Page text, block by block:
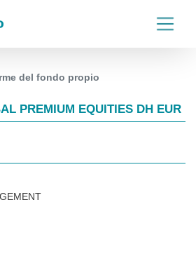
del fondo propio
PREMIUM EQUITIES DH EUR